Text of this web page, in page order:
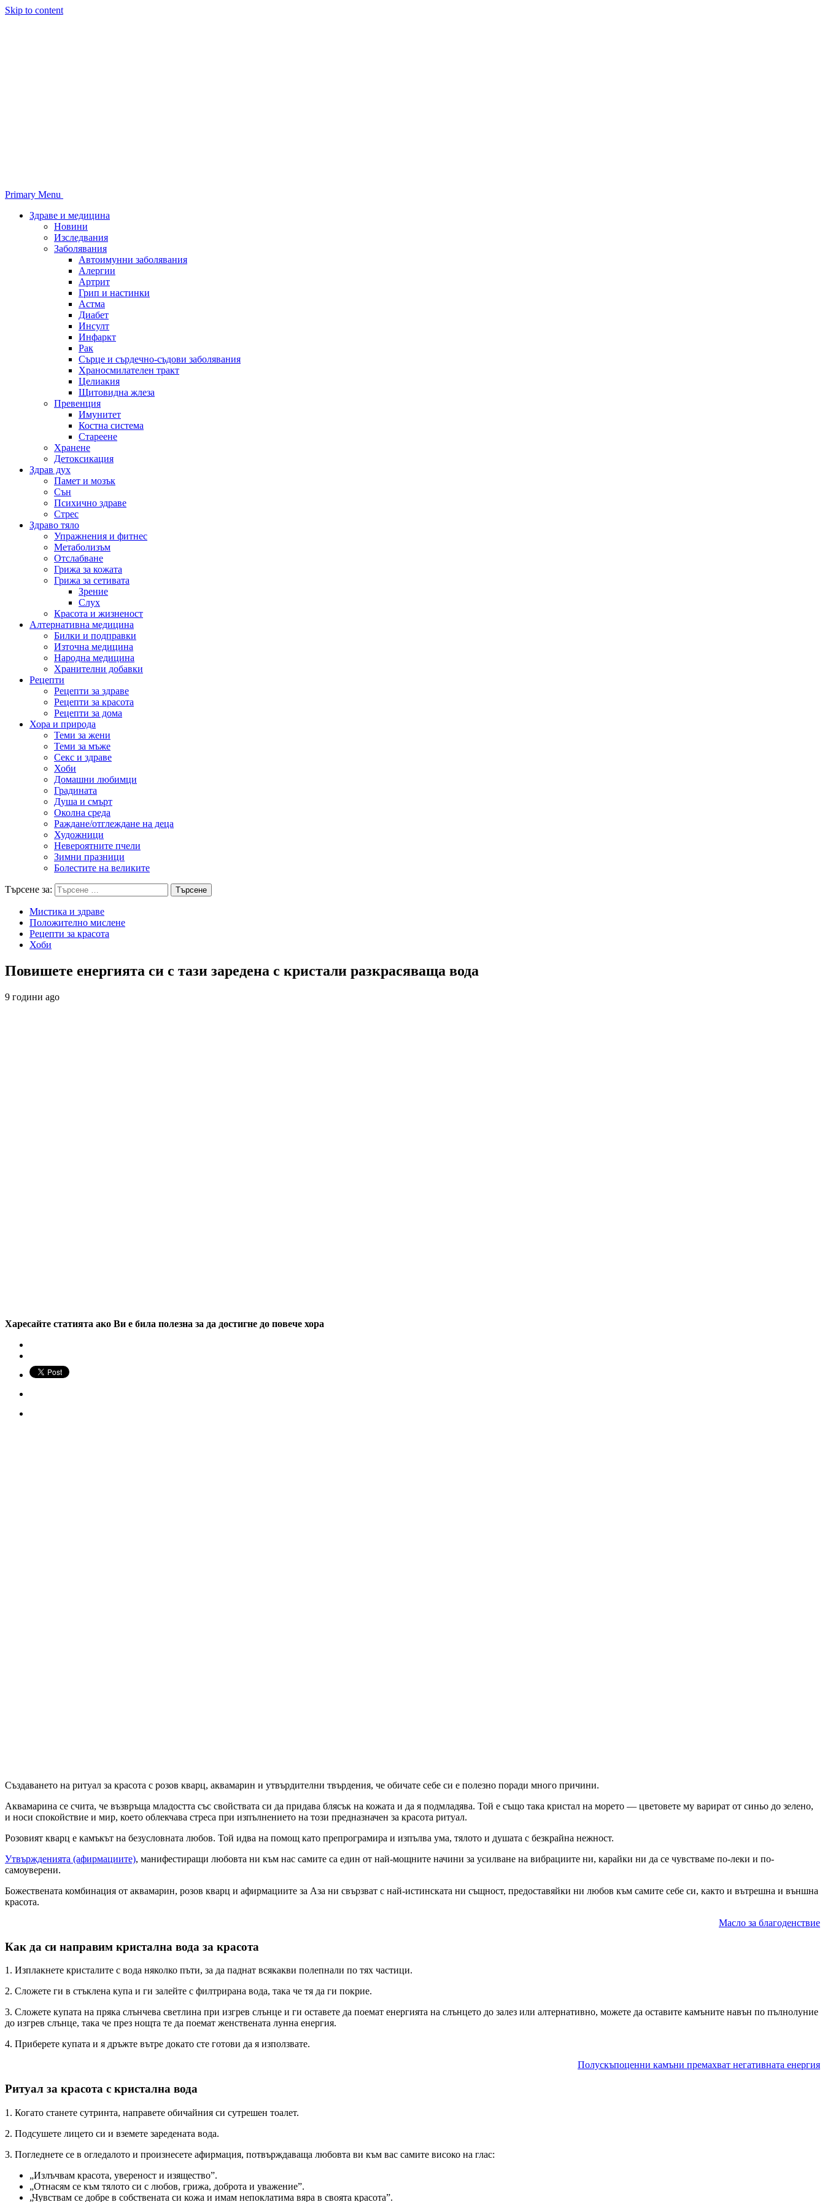
Skip to content
Primary Menu
Здраве и медицина
Новини
Изследвания
Заболявания
Автоимунни заболявания
Алергии
Артрит
Грип и настинки
Астма
Диабет
Инсулт
Инфаркт
Рак
Сърце и сърдечно-съдови заболявания
Храносмилателен тракт
Целиакия
Щитовидна жлеза
Превенция
Имунитет
Костна система
Стареене
Хранене
Детоксикация
Здрав дух
Памет и мозък
Сън
Психично здраве
Стрес
Здраво тяло
Упражнения и фитнес
Метаболизъм
Отслабване
Грижа за кожата
Грижа за сетивата
Зрение
Слух
Красота и жизненост
Алтернативна медицина
Билки и подправки
Източна медицина
Народна медицина
Хранителни добавки
Рецепти
Рецепти за здраве
Рецепти за красота
Рецепти за дома
Хора и природа
Теми за жени
Теми за мъже
Секс и здраве
Хоби
Домашни любимци
Градината
Душа и смърт
Околна среда
Раждане/отглеждане на деца
Художници
Невероятните пчели
Зимни празници
Болестите на великите
Търсене за:
Мистика и здраве
Положително мислене
Рецепти за красота
Хоби
Повишете енергията си с тази заредена с кристали разкрасяваща вода
9 години ago
Харесайте статията ако Ви е била полезна за да достигне до повече хора
Създаването на ритуал за красота с розов кварц, аквамарин и утвърдителни твърдения, че обичате себе си e полезно поради много причини.
Аквамарина се счита, че възвръща младостта със свойствата си да придава блясък на кожата и да я подмладява. Той е също така кристал на морето — цветовете му варират от синьо до зелено,
и носи спокойствие и мир, което облекчава стреса при изпълнението на този предназначен за красота ритуал.
Розовият кварц е камъкът на безусловната любов. Той идва на помощ като препрограмира и изпълва ума, тялото и душата с безкрайна нежност.
Утвържденията (афирмациите), манифестиращи любовта ни към нас самите са един от най-мощните начини за усилване на вибрациите ни, карайки ни да се чувстваме по-леки и по-
самоуверени.
Божествената комбинация от аквамарин, розов кварц и афирмациите за Аза ни свързват с най-истинската ни същност, предоставяйки ни любов към самите себе си, както и вътрешна и външна
красота.
Масло за благоденствие
Как да си направим кристална вода за красота
1. Изплакнете кристалите с вода няколко пъти, за да паднат всякакви полепнали по тях частици.
2. Сложете ги в стъклена купа и ги залейте с филтрирана вода, така че тя да ги покрие.
3. Сложете купата на пряка слънчева светлина при изгрев слънце и ги оставете да поемат енергията на слънцето до залез или алтернативно, можете да оставите камъните навън по пълнолуние
до изгрев слънце, така че през нощта те да поемат женствената лунна енергия.
4. Приберете купата и я дръжте вътре докато сте готови да я използвате.
Полускъпоценни камъни премахват негативната енергия
Ритуал за красота с кристална вода
1. Когато станете сутринта, направете обичайния си сутрешен тоалет.
2. Подсушете лицето си и вземете заредената вода.
3. Погледнете се в огледалото и произнесете афирмация, потвърждаваща любовта ви към вас самите високо на глас:
„Излъчвам красота, увереност и изящество”.
„Отнасям се към тялото си с любов, грижа, доброта и уважение”.
„Чувствам се добре в собствената си кожа и имам непоклатима вяра в своята красота”.